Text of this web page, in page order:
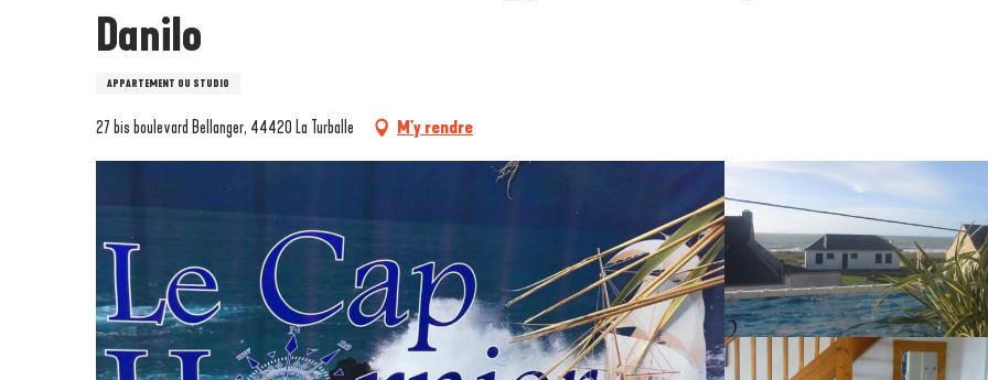
Danilo
APPARTEMENT OU STUDIO
27 bis boulevard Bellanger, 44420 La Turballe M'y rendre